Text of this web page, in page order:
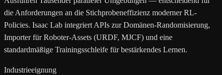
die Anforderungen an die Stichprobeneffizienz moderner RL-
Policies. Isaac Lab integriert APIs zur Domänen-Randomisierung,
Importer für Roboter-Assets (URDF, MJCF) und eine
standardmäßige Trainingsschleife für bestärkendes Lernen.
Industrieeignung